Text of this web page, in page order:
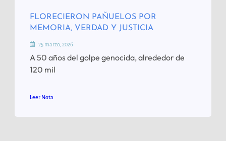
FLORECIERON PAÑUELOS POR
MEMORIA, VERDAD Y JUSTICIA
25 marzo, 2026
A 50 años del golpe genocida, alrededor de
120 mil
Leer Nota